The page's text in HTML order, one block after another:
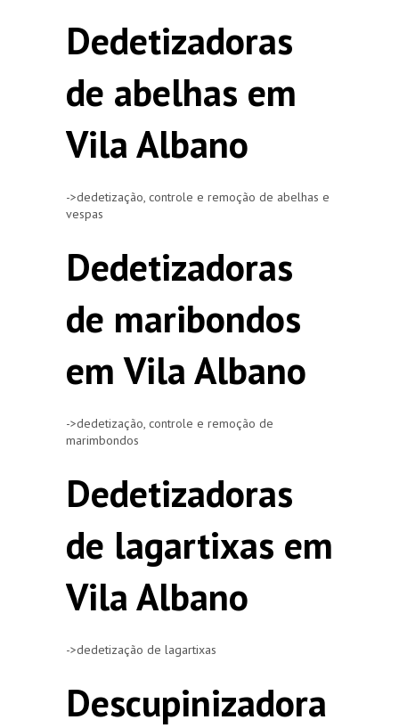
Dedetizadoras
de abelhas em
Vila Albano
->dedetização, controle e remoção de abelhas e
vespas
Dedetizadoras
de maribondos
em Vila Albano
->dedetização, controle e remoção de
marimbondos
Dedetizadoras
de lagartixas em
Vila Albano
->dedetização de lagartixas
Descupinizadora